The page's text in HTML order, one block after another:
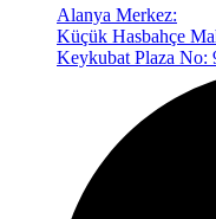
Alanya Merkez:
Küçük Hasbahçe
Keykubat Plaza No: